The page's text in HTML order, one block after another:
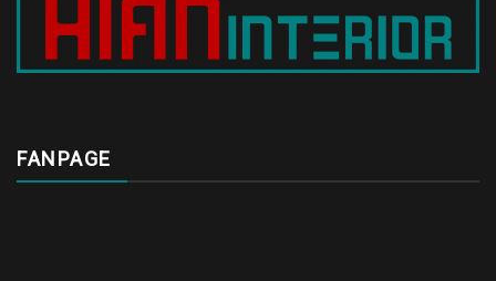
FANPAGE